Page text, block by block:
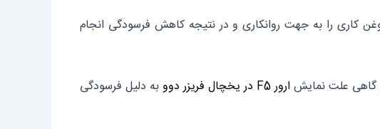
کاری را به جهت روانکاری و در نتیجه کاهش فرسودگی انجام
ارور F5 در یخچال فریزر دوو
به دلیل فرسودگی